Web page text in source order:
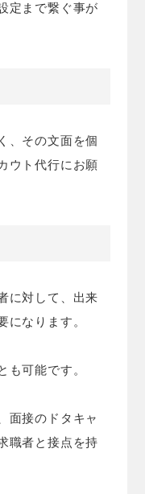
定まで繋ぐ事が
、その文面を個
ウト代行に お願
に対して、出来
になります。
も可能です。
面接のドタキャ
職者と接点を持